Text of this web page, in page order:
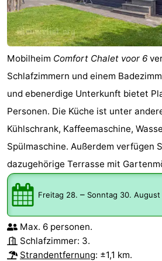
Mobilheim Comfort Chalet voor 6
Schlafzimmern und einem
und ebenerdige Unterkunft bietet
Personen. Die Küche ist unter
Kühlschrank, Kaffeemaschine,
Spülmaschine. Außerdem verfügen
dazugehörige Terrasse mit
Freitag 28. – Sonntag 30.
Max. 6 personen.
Schlafzimmer: 3.
Strandentfernung: ±1,1 km.